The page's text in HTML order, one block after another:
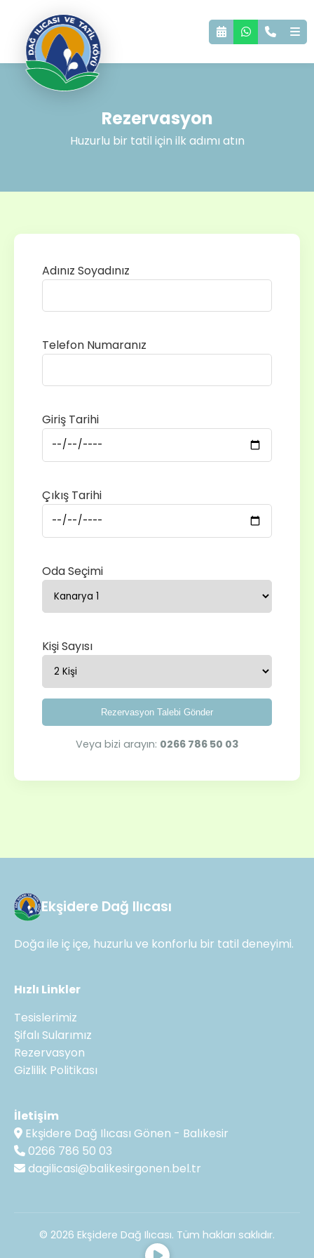
Tesislerimiz
Multimedya
Hakkımızda
İletişim
Rezervasyon
Huzurlu bir tatil için ilk adımı atın
Adınız Soyadınız
Telefon Numaranız
Giriş Tarihi
Çıkış Tarihi
Oda Seçimi
Kişi Sayısı
Rezervasyon Talebi Gönder
Veya bizi arayın: 0266 786 50 03
Ekşidere Dağ Ilıcası
Doğa ile iç içe, huzurlu ve konforlu bir tatil deneyimi.
Hızlı Linkler
Tesislerimiz
Şifalı Sularımız
Rezervasyon
Gizlilik Politikası
İletişim
Ekşidere Dağ Ilıcası Gönen - Balıkesir
0266 786 50 03
dagilicasi@balikesirgonen.bel.tr
© 2026 Ekşidere Dağ Ilıcası. Tüm hakları saklıdır.